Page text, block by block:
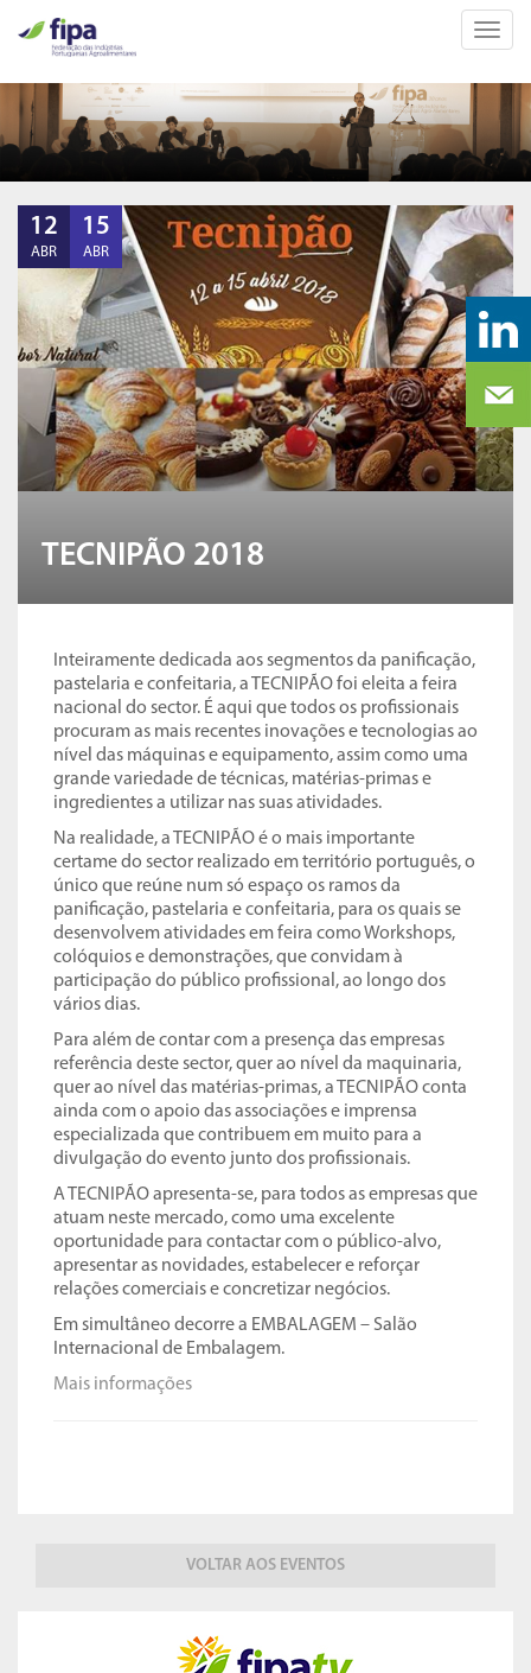
EVENTOS
12
ABR
15
ABR
TECNIPÃO 2018
Inteiramente dedicada aos segmentos da panificação,
pastelaria e confeitaria, a TECNIPÃO foi eleita a feira
nacional do sector. É aqui que todos os profissionais
procuram as mais recentes inovações e tecnologias ao
nível das máquinas e equipamento, assim como uma
grande variedade de técnicas, matérias-primas e
ingredientes a utilizar nas suas atividades.
Na realidade, a TECNIPÃO é o mais importante
certame do sector realizado em território português, o
único que reúne num só espaço os ramos da
panificação, pastelaria e confeitaria, para os quais se
desenvolvem atividades em feira como Workshops,
colóquios e demonstrações, que convidam à
participação do público profissional, ao longo dos
vários dias.
Para além de contar com a presença das empresas
referência deste sector, quer ao nível da maquinaria,
quer ao nível das matérias-primas, a TECNIPÃO conta
ainda com o apoio das associações e imprensa
especializada que contribuem em muito para a
divulgação do evento junto dos profissionais.
A TECNIPÃO apresenta-se, para todos as empresas que
atuam neste mercado, como uma excelente
oportunidade para contactar com o público-alvo,
apresentar as novidades, estabelecer e reforçar
relações comerciais e concretizar negócios.
Em simultâneo decorre a EMBALAGEM – Salão
Internacional de Embalagem.
Mais informações
VOLTAR AOS EVENTOS